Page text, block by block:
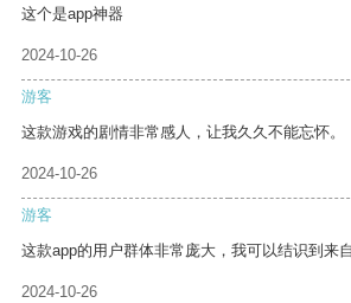
这个是app神器
2024-10-26
游客
这款游戏的剧情非常感人，让我久久不能忘怀。
2024-10-26
游客
这款app的用户群体非常庞大，我可以结识到来
2024-10-26